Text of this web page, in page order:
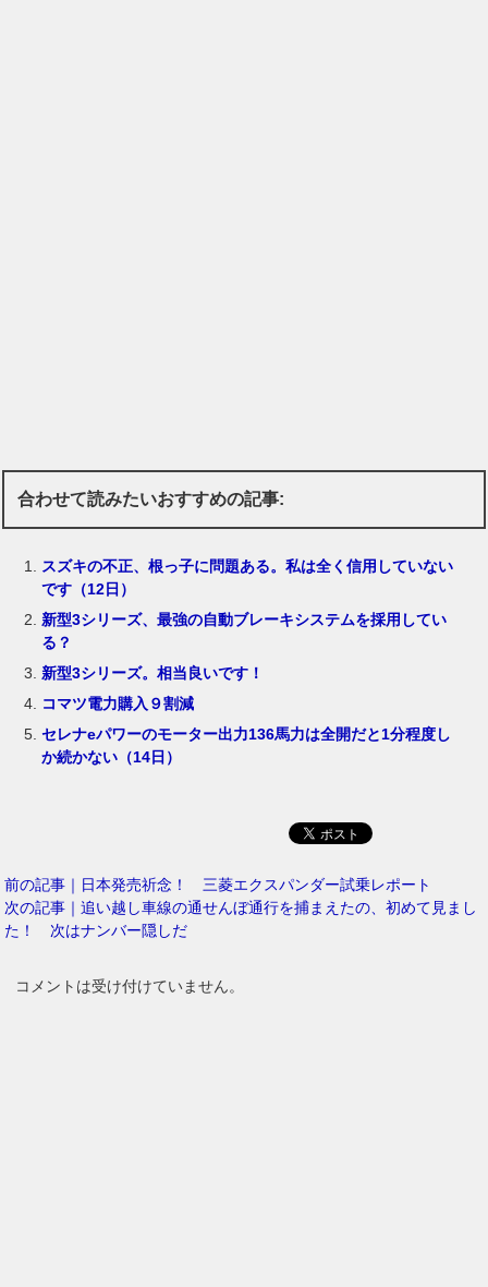
合わせて読みたいおすすめの記事:
スズキの不正、根っ子に問題ある。私は全く信用していない
です（12日）
新型3シリーズ、最強の自動ブレーキシステムを採用してい
る？
新型3シリーズ。相当良いです！
コマツ電力購入９割減
セレナeパワーのモーター出力136馬力は全開だと1分程度し
か続かない（14日）
前の記事｜日本発売祈念！ 三菱エクスパンダー試乗レポート
次の記事｜追い越し車線の通せんぼ通行を捕まえたの、初めて見まし
た！ 次はナンバー隠しだ
コメントは受け付けていません。